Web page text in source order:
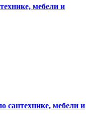
мебели и
сантехнике, мебели и